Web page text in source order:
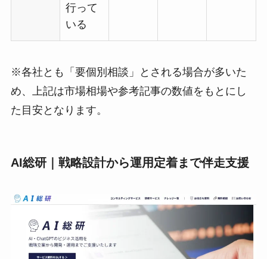
行って
いる
※各社とも「要個別相談」とされる場合が多いた
め、上記は市場相場や参考記事の数値をもとにし
た目安となります。
AI総研｜戦略設計から運用定着まで伴走支援